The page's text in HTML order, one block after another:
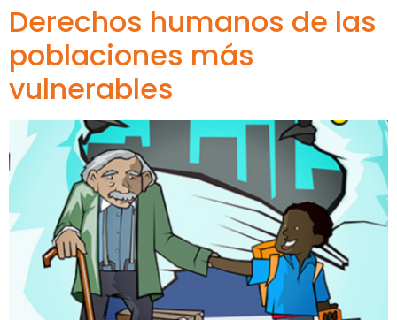
Derechos humanos de las
poblaciones más
vulnerables